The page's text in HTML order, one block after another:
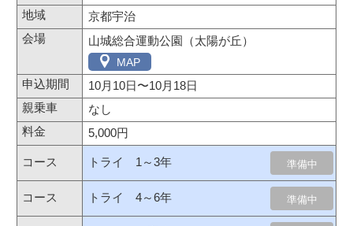
京都宇治
山城総合運動公園（太陽が丘）
MAP
10月10日〜10月18日
なし
5,000円
トライ 1～3年 準備中
トライ 4～6年 準備中